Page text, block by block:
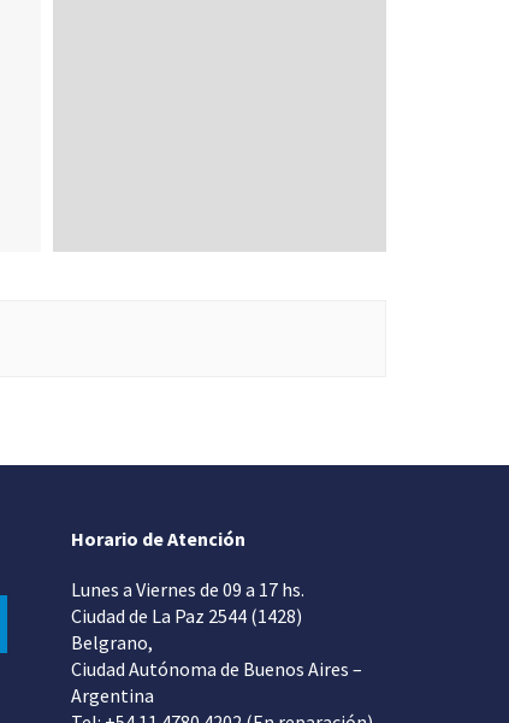
Horario de Atención
Lunes a Viernes de 09 a 17 hs.
Ciudad de La Paz 2544 (1428)
Belgrano,
Ciudad Autónoma de Buenos Aires –
Argentina